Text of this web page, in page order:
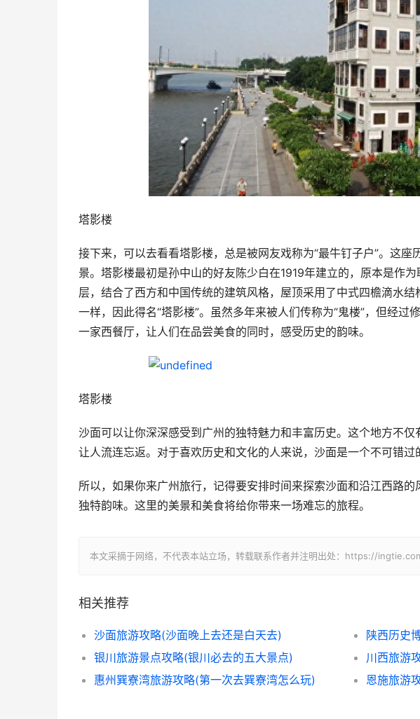
塔影楼
接下来，可以去看看塔影楼，总是被网友戏称为“最牛钉子户”。这
景。塔影楼最初是孙中山的好友陈少白在1919年建立的，原本是作
层，结合了西方和中国传统的建筑风格，屋顶采用了中式四檐滴水
一样，因此得名“塔影楼”。虽然多年来被人们传称为“鬼楼”，但经
一家西餐厅，让人们在品尝美食的同时，感受历史的韵味。
塔影楼
沙面可以让你深深感受到广州的独特魅力和丰富历史。这个地方不
让人流连忘返。对于喜欢历史和文化的人来说，沙面是一个不可错过
所以，如果你来广州旅行，记得要安排时间来探索沙面和沿江西路
独特韵味。这里的美景和美食将给你带来一场难忘的旅程。
本文采摘于网络，不代表本站立场，转载联系作者并注明出处：https://
相关推荐
沙面旅游攻略(沙面晚上去还是白天去)
银川旅游景点攻略(银川必去的五大景点)
川西旅游
惠州巽寮湾旅游攻略(第一次去巽寮湾怎么玩)
恩施旅游